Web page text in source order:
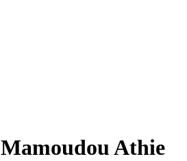
Mamoudou Athie